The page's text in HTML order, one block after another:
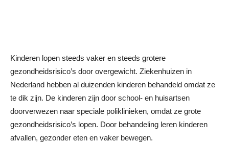
Kinderen lopen steeds vaker en steeds grotere
gezondheidsrisico’s door overgewicht. Ziekenhuizen in
Nederland hebben al duizenden kinderen behandeld omdat ze
te dik zijn. De kinderen zijn door school- en huisartsen
doorverwezen naar speciale poliklinieken, omdat ze grote
gezondheidsrisico’s lopen. Door behandeling leren kinderen
afvallen, gezonder eten en vaker bewegen.